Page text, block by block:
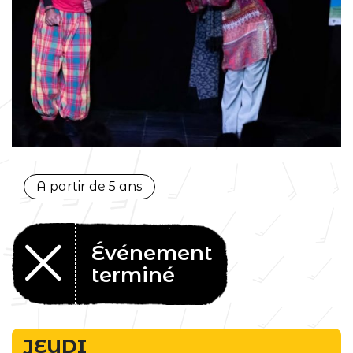
A partir de 5 ans
Événement
terminé
JEUDI